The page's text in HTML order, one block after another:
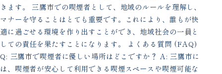
きます。 三鷹市での喫煙者として、地域のルールを理解し、
マナーを守ることはとても重要です。これにより、誰もが快
適に過ごせる環境を作り出すことができ、地域社会の一員と
しての責任を果たすことになります。 よくある質問 (FAQ)
Q: 三鷹市で喫煙者に優しい場所はどこですか？ A: 三鷹市に
は、喫煙者が安心して利用できる喫煙スペースや喫煙可能な